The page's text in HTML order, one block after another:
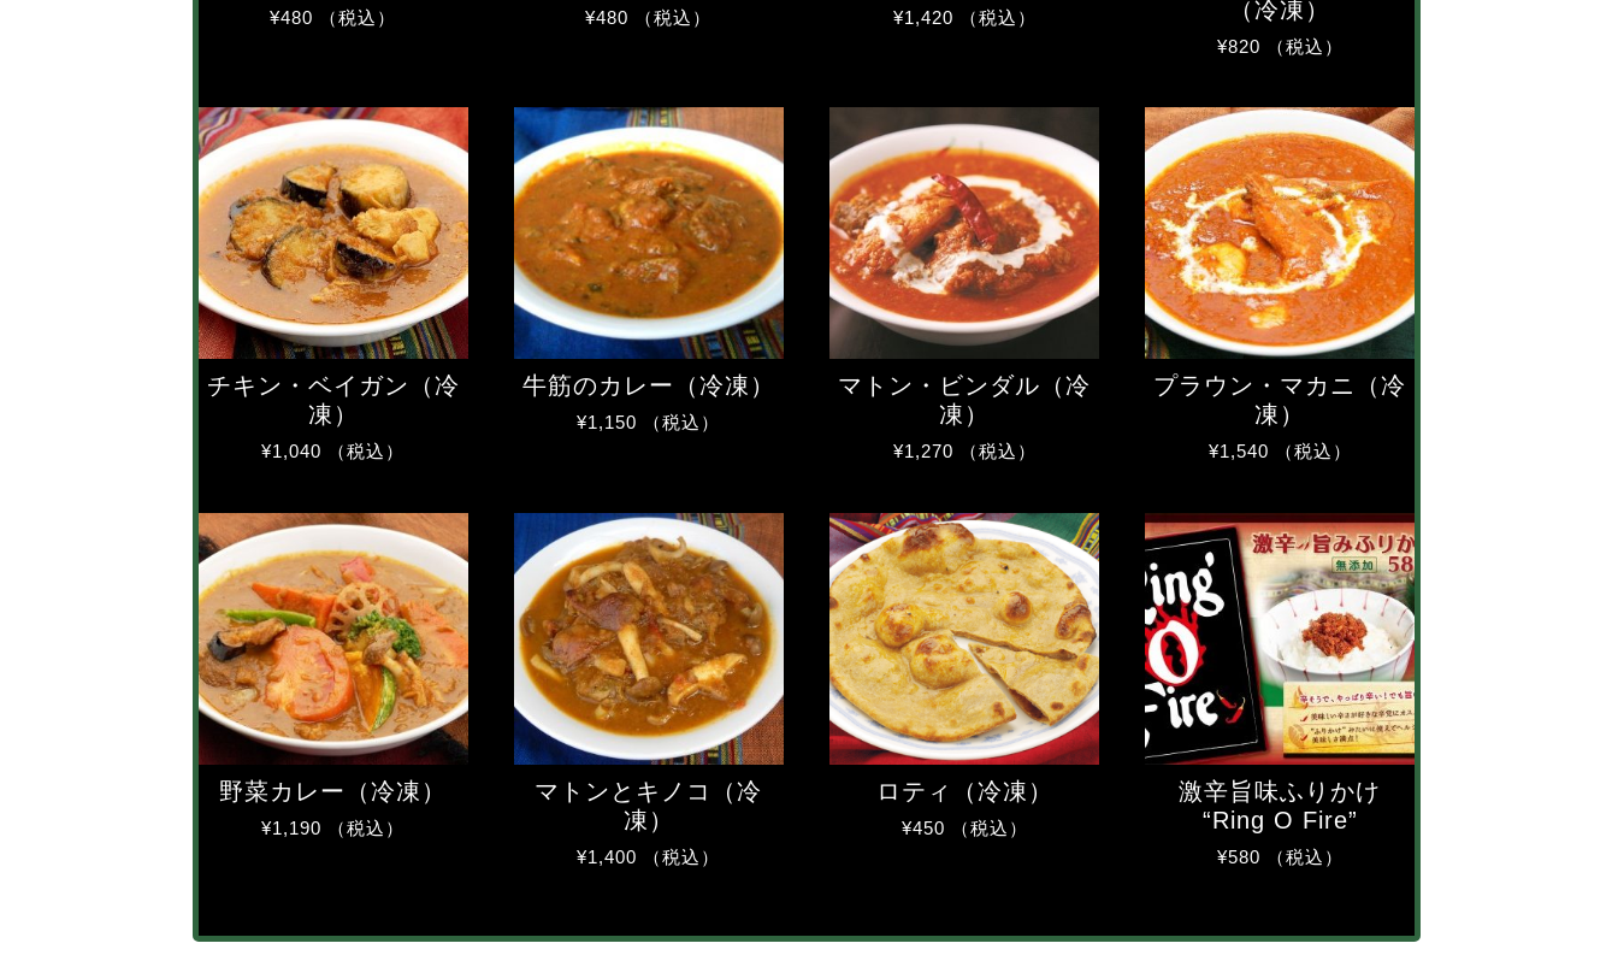
¥480 （税込） ¥480 （税込） ¥1,420 （税込）
（冷凍）
¥820 （税込）
チキン・ベイガン（冷
凍）
¥1,040 （税込）
牛筋のカレー（冷凍）
¥1,150 （税込）
マトン・ビンダル（冷
凍）
¥1,270 （税込）
プラウン・マカニ（冷
凍）
¥1,540 （税込）
野菜カレー（冷凍）
¥1,190 （税込）
マトンとキノコ（冷
凍）
¥1,400 （税込）
ロティ（冷凍）
¥450 （税込）
激辛旨味ふりかけ
“Ring O Fire”
¥580 （税込）